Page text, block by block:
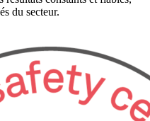
du secteur.